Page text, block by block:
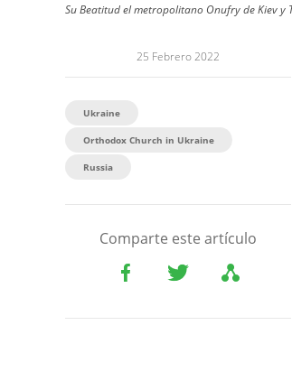
Su Beatitud el metropolitano Onufry de Kiev
25 Febrero 2022
Ukraine
Orthodox Church in Ukraine
Russia
Comparte este artículo